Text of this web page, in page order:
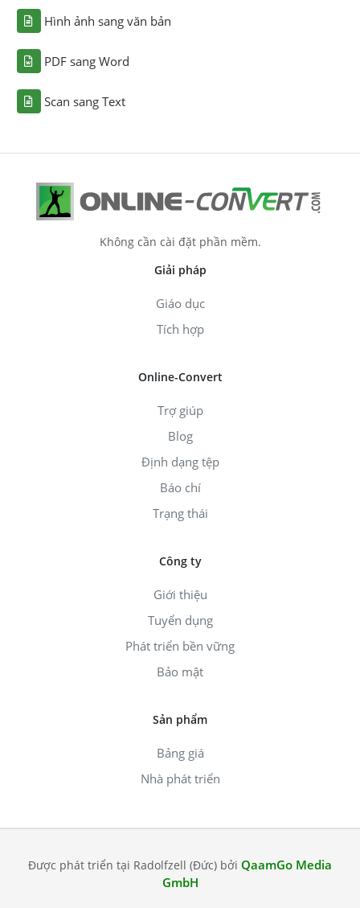
Hình ảnh sang văn bản
PDF sang Word
Scan sang Text
Không cần cài đặt phần mềm.
Giải pháp
Giáo dục
Tích hợp
Online-Convert
Trợ giúp
Blog
Định dạng tệp
Báo chí
Trạng thái
Công ty
Giới thiệu
Tuyển dụng
Phát triển bền vững
Bảo mật
Sản phẩm
Bảng giá
Nhà phát triển
Được phát triển tại Radolfzell (Đức) bởi QaamGo Media
GmbH